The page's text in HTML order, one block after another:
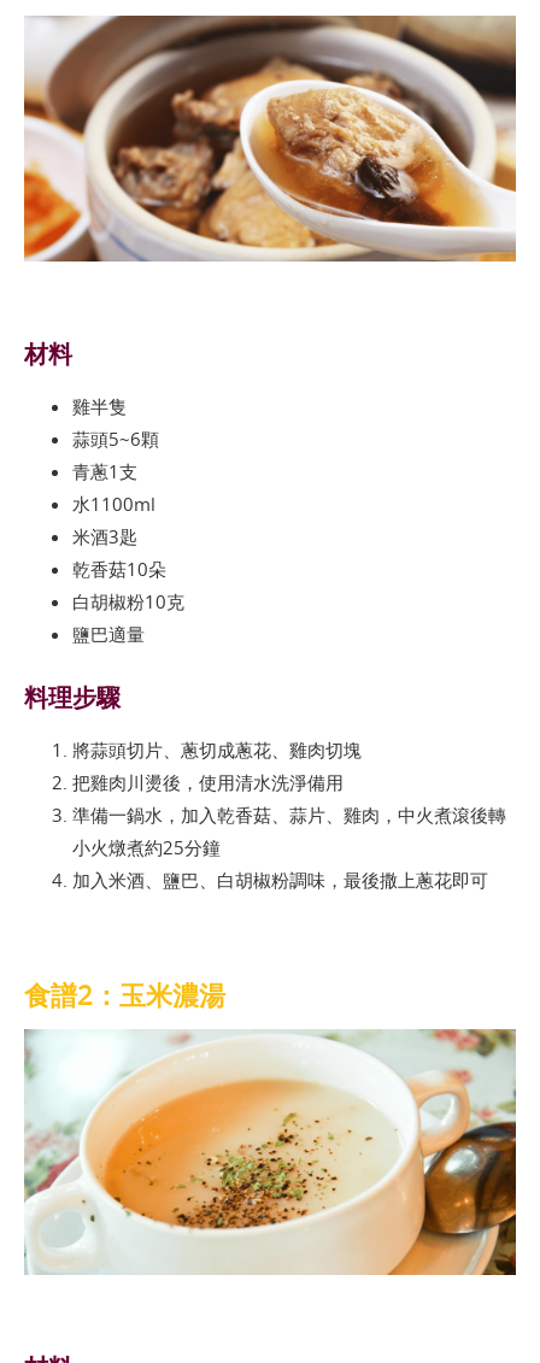
材料
雞半隻
蒜頭5~6顆
青蔥1支
水1100ml
米酒3匙
乾香菇10朵
白胡椒粉10克
鹽巴適量
料理步驟
將蒜頭切片、蔥切成蔥花、雞肉切塊
把雞肉川燙後，使用清水洗淨備用
準備一鍋水，加入乾香菇、蒜片、雞肉，中火煮滾後轉
小火燉煮約25分鐘
加入米酒、鹽巴、白胡椒粉調味，最後撒上蔥花即可
食譜2：玉米濃湯